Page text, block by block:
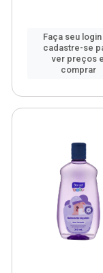
Faça seu login
cadastre-se
ver preços e
comprar